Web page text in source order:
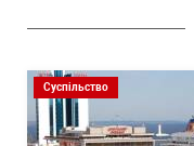
Суспільство